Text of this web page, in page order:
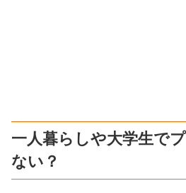
一人暮らしや大学生で
ない？